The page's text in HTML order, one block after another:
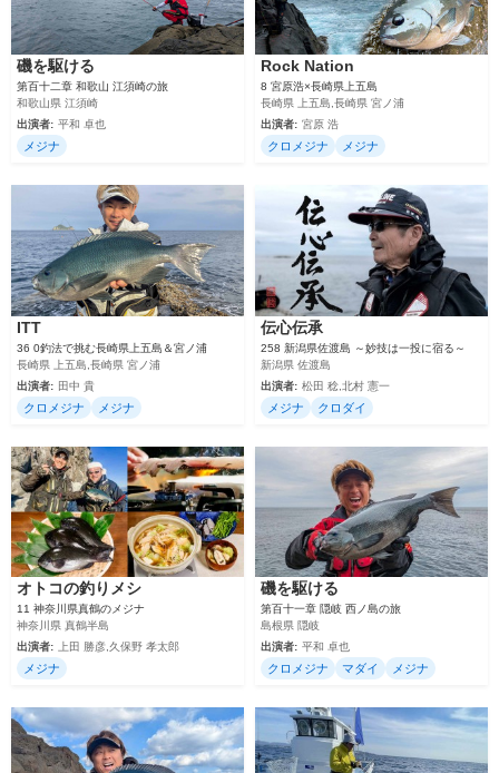
磯を駆ける
第百十二章 和歌山 江須崎の旅
和歌山県 江須崎
出演者: 平和 卓也
メジナ
Rock Nation
8 宮原浩×長崎県上五島
長崎県 上五島,長崎県 宮ノ浦
出演者: 宮原 浩
クロメジナ メジナ
ITT
36 0釣法で挑む長崎県上五島＆宮ノ浦
長崎県 上五島,長崎県 宮ノ浦
出演者: 田中 貴
クロメジナ メジナ
伝心伝承
258 新潟県佐渡島 ～妙技は一投に宿る～
新潟県 佐渡島
出演者: 松田 稔,北村 憲一
メジナ クロダイ
オトコの釣りメシ
11 神奈川県真鶴のメジナ
神奈川県 真鶴半島
出演者: 上田 勝彦,久保野 孝太郎
メジナ
磯を駆ける
第百十一章 隠岐 西ノ島の旅
島根県 隠岐
出演者: 平和 卓也
クロメジナ マダイ メジナ